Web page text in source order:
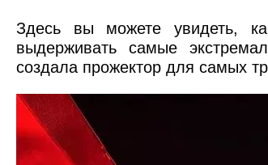
Здесь вы можете увидеть,
выдерживать самые
создала прожектор для самых